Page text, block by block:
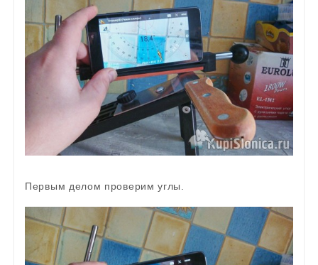
Первым делом проверим углы.